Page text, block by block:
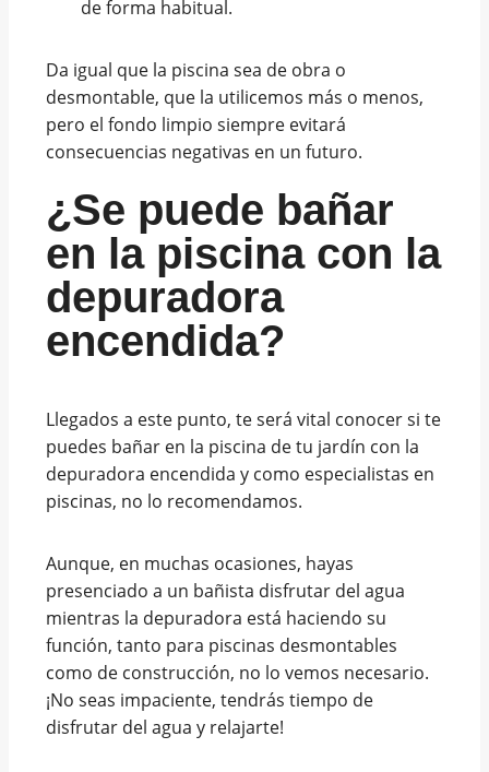
de forma habitual.
Da igual que la piscina sea de obra o
desmontable, que la utilicemos más o menos,
pero el fondo limpio siempre evitará
consecuencias negativas en un futuro.
¿Se puede bañar
en la piscina con la
depuradora
encendida?
Llegados a este punto, te será vital conocer si te
puedes bañar en la piscina de tu jardín con la
depuradora encendida y como especialistas en
piscinas, no lo recomendamos.
Aunque, en muchas ocasiones, hayas
presenciado a un bañista disfrutar del agua
mientras la depuradora está haciendo su
función, tanto para piscinas desmontables
como de construcción, no lo vemos necesario.
¡No seas impaciente, tendrás tiempo de
disfrutar del agua y relajarte!